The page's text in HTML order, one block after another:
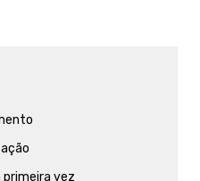
primeira vez